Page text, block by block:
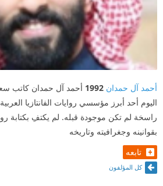
أحمد آل حمدان 1992 أحمد آل حمدان كاتب
اليوم أحد أبرز مؤسسي روايات الفانتازيا
راسخة لم تكن موجودة قبله. لم يكتفِ بكتابة
بقوانينه وجغرافيته وتاريخه
تابعه
كل المؤلفون